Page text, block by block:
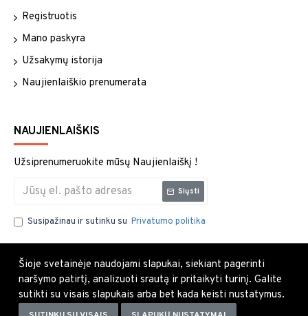
Registruotis
Mano paskyra
Užsakymų istorija
Naujienlaiškio prenumerata
NAUJIENLAIŠKIS
Užsiprenumeruokite mūsų Naujienlaiškį !
Siųsti
Susipažinau ir sutinku su Privatumo politika
Šioje svetainėje naudojami slapukai, siekiant pagerinti
naršymo patirtį, analizuoti srautą ir pritaikyti turinį. Galite
sutikti su visais slapukais arba bet kada keisti nustatymus.